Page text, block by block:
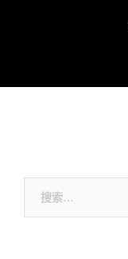
索：